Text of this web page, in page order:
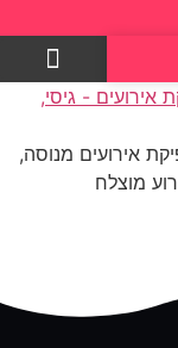
אירועים מנוסה,
מוצלח